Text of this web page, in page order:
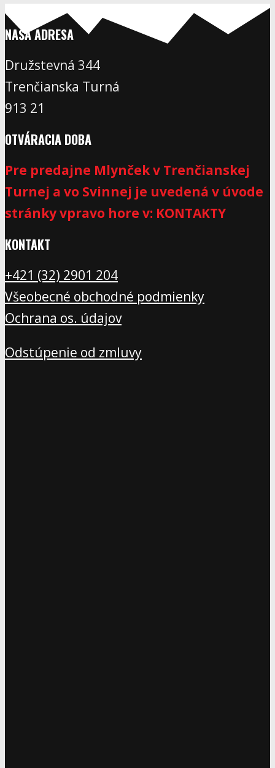
NAŠA ADRESA
Družstevná 344
Trenčianska Turná
913 21
OTVÁRACIA DOBA
Pre predajne Mlynček v Trenčianskej
Turnej a vo Svinnej je uvedená v úvode
stránky vpravo hore v: KONTAKTY
KONTAKT
+421 (32) 2901 204
Všeobecné obchodné podmienky
Ochrana os. údajov
Odstúpenie od zmluvy